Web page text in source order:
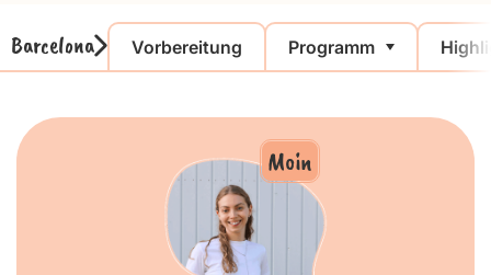
Barcelona Vorbereitung Programm
Moin